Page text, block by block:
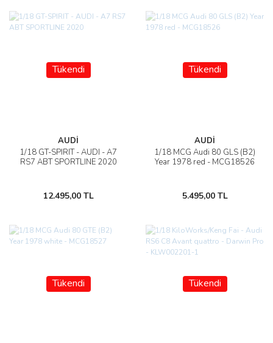
Tükendi
AUDİ
1/18 GT-SPIRIT - AUDI - A7
RS7 ABT SPORTLINE 2020
12.495,00 TL
Tükendi
AUDİ
1/18 MCG Audi 80 GLS (B2)
Year 1978 red - MCG18526
5.495,00 TL
Tükendi Tükendi